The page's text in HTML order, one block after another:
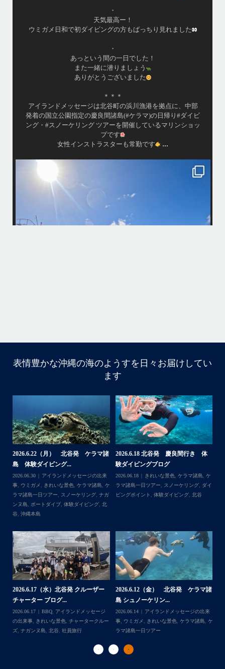
最近投稿できてませんでしたが今シーズンも渡嘉敷島上陸
ツアーとケラマ体験ダイビング&シュノーケル班に分かれて
毎日海へ行っております
海が穏やかな日がずーっと続いていてボートダイビングに
は最高のコンディションです！
昔よく潜りに来て下さっていたリピーターさんの子供が10
才になったので一緒にダイビングデビュー…なんて嬉しい
緒させて頂いてます
•
渡嘉敷島の方も夏には珍しい北風つづきのおかげでビーチ
が穏やか
...
island.message
・
最近は、連日クルーザーチャーターのご利用が続いていて梅雨明け後の
パーフェクトな海でバナナボートに船上BBQ、シュノーケリングとお楽
しみ頂いております
何ヶ月も前からやり取りさせて頂き温めていたご予約でしたので、お天
はいさい
アイランドメッセージです
最近は、連日クルーザーチャーターのご利用が続いていて
梅雨明け後のパーフェクトな海でバナナボートに船上
BBQ、シュノーケリングとお楽しみ頂いております
・
・
何ヶ月も前からやり取りさせて頂き温めていたご予約でし
たので、お天気とコンディションに恵まれて、皆さん大満
足な一日を過ごして頂けて本当によかったです
また来年も社員旅行で沖縄へいらっしゃる際は是非ご利用
くださいね！！
ありがとうございました
...
表情豊かな沖縄の海のようすを日々お届けしてい
ます
【台風13号によるツアー中止のお知
らせ】
2026.08.06
アイランドメッセージの出来
事, 台風
2026.8.2（火） 北谷発 ケラマ諸
島 体験ダイビング&...
2026.08.03
アイランドメッセージの出来
事,きれいな景色,ケラマ諸島, ケラマ諸島
一日ツアー ,スノーケリング,ナガンヌ島
2026.7.28（火） 北谷発 ケラマ諸
島 体験ダイビング...
2026.07.30
アイランドメッセージの出来
事,ウミウシ ,きれいな景色, ケラマ諸島,ケ
ラマ諸島一日ツアー,スノーケリング, 体験
ダイビング,北谷
2026.7.23 北谷発 慶良間行き 体
験ダイビング＆シュ...
きれいな景色 ケラマ諸島
ケ
ラマ諸島一日ツアー
,スノーケリング,ダイ
ビングポイント